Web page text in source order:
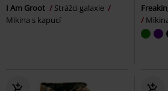
I Am Groot
Strážci galaxie
Mikina s kapucí